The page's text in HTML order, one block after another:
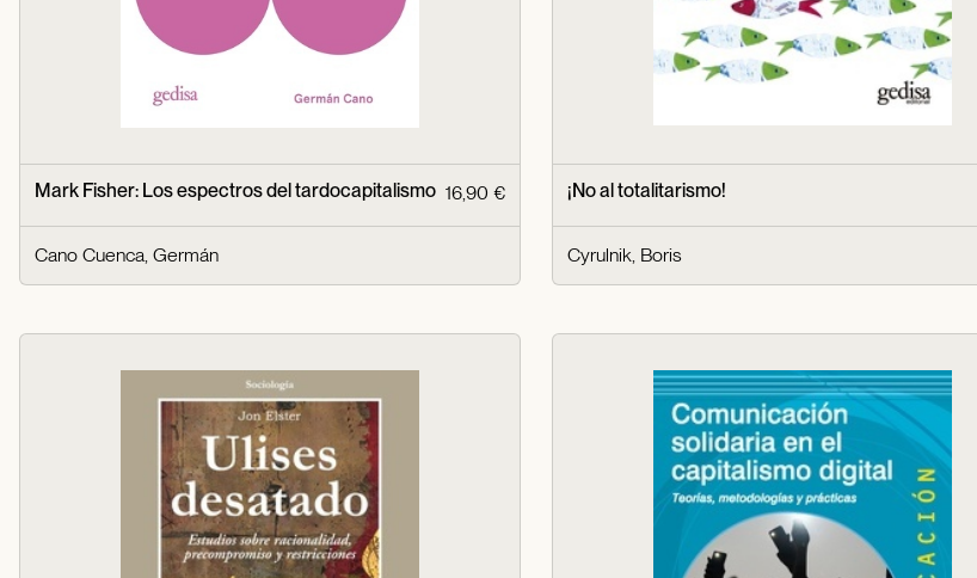
Mark Fisher: Los espectros del tardocapitalismo 16,90 €
Cano Cuenca, Germán
¡No al totalitarismo!
Cyrulnik, Boris